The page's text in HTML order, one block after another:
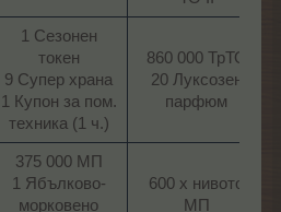
1 Сезонен
токен
9 Супер храна
1 Купон за пом.
техника (1 ч.)​
860 000 ТрТО
20 Луксозен
парфюм​
375 000 МП
1 Ябълково-
морковено
600 х нивото
МП